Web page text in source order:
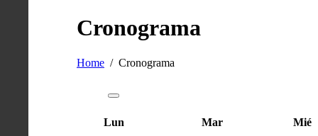
Cronograma
Home Cronograma
Lun Mar Mié